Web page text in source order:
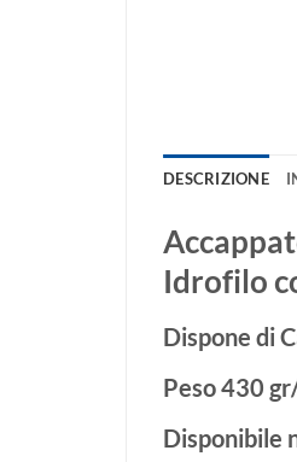
DESCRIZIONE
Idrofilo
Dispone di
Peso 430
Disponibile